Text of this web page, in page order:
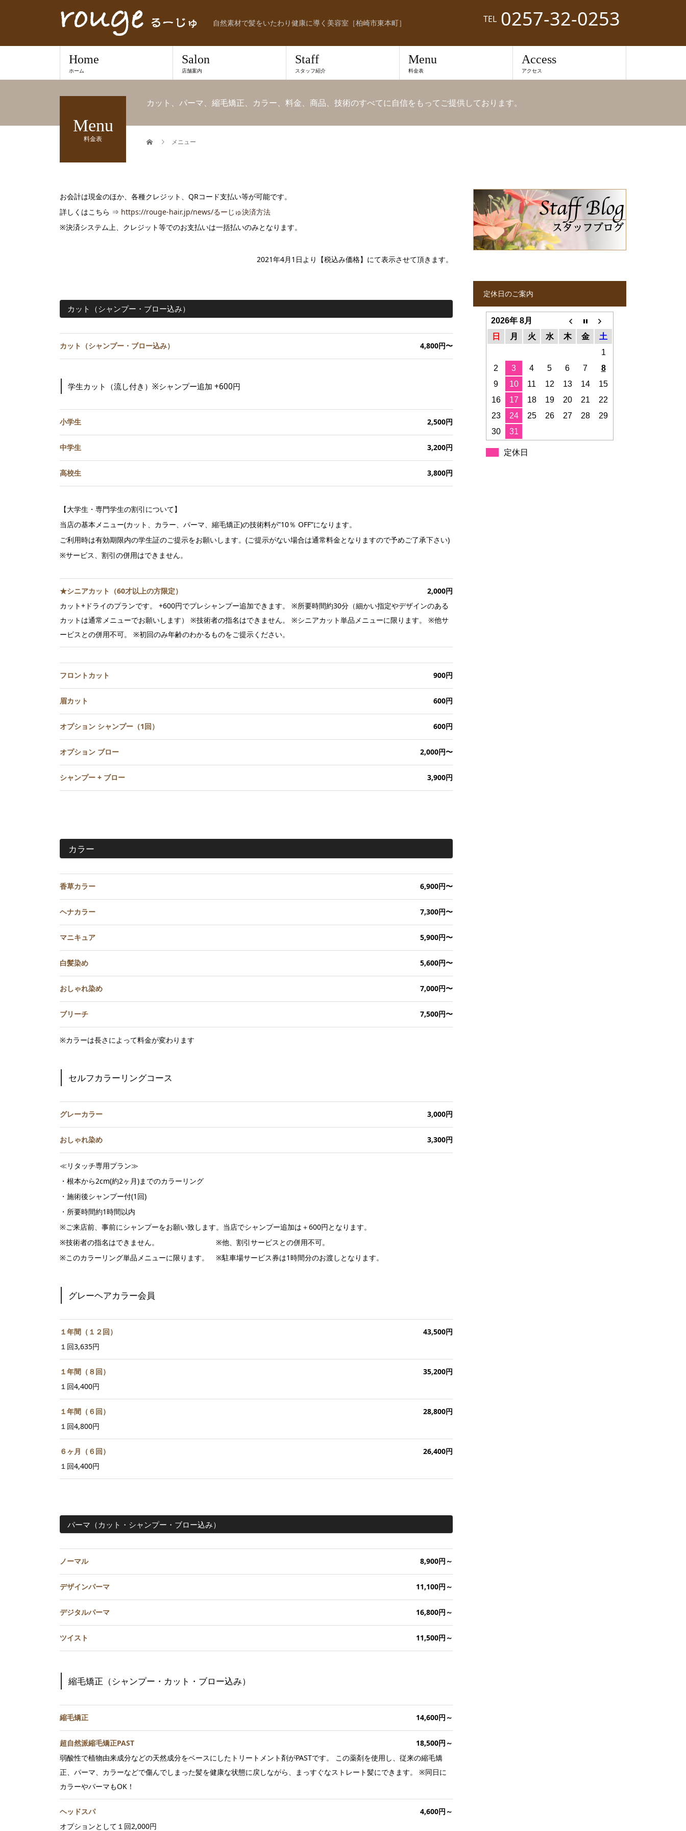
自然素材で髪をいたわり健康に導く美容室［柏崎市東本町］ TEL 0257-32-0253
Home
ホーム
Salon
店舗案内
Staff
スタッフ紹介
Menu
料金表
Access
アクセス
Menu
料金表
カット、パーマ、縮毛矯正、カラー、料金、商品、技術のすべてに自信をもってご提供しております。
メニュー
お会計は現金のほか、各種クレジット、QRコード支払い等が可能です。
詳しくはこちら ⇒ https://rouge-hair.jp/news/るーじゅ決済方法
※決済システム上、クレジット等でのお支払いは一括払いのみとなります。
2021年4月1日より【税込み価格】にて表示させて頂きます。
カット（シャンプー・ブロー込み）
カット（シャンプー・ブロー込み） 4,800円〜
学生カット（流し付き）※シャンプー追加 +600円
小学生 2,500円
中学生 3,200円
高校生 3,800円
【大学生・専門学生の割引について】
当店の基本メニュー(カット、カラー、パーマ、縮毛矯正)の技術料が”10％ OFF”になります。
ご利用時は有効期限内の学生証のご提示をお願いします。(ご提示がない場合は通常料金となりますので予めご了承下さい)
※サービス、割引の併用はできません。
★シニアカット（60才以上の方限定）
カット+ドライのプランです。 +600円でプレシャンプー追加できます。 ※所要時間約30分（細かい指定やデザインのある
カットは通常メニューでお願いします） ※技術者の指名はできません。 ※シニアカット単品メニューに限ります。 ※他サ
ービスとの併用不可。 ※初回のみ年齢のわかるものをご提示ください。
2,000円
フロントカット 900円
眉カット 600円
オプション シャンプー（1回） 600円
オプション ブロー 2,000円〜
シャンプー + ブロー 3,900円
カラー
香草カラー 6,900円〜
ヘナカラー 7,300円〜
マニキュア 5,900円〜
白髪染め 5,600円〜
おしゃれ染め 7,000円〜
ブリーチ 7,500円〜
※カラーは長さによって料金が変わります
セルフカラーリングコース
グレーカラー 3,000円
おしゃれ染め 3,300円
≪リタッチ専用プラン≫
・根本から2cm(約2ヶ月)までのカラーリング
・施術後シャンプー付(1回)
・所要時間約1時間以内
※ご来店前、事前にシャンプーをお願い致します。当店でシャンプー追加は＋600円となります。
※技術者の指名はできません。 ※他、割引サービスとの併用不可。
※このカラーリング単品メニューに限ります。 ※駐車場サービス券は1時間分のお渡しとなります。
グレーヘアカラー会員
１年間（１２回）
１回3,635円
43,500円
１年間（８回）
１回4,400円
35,200円
１年間（６回）
１回4,800円
28,800円
６ヶ月（６回）
１回4,400円
26,400円
パーマ（カット・シャンプー・ブロー込み）
ノーマル 8,900円～
デザインパーマ 11,100円～
デジタルパーマ 16,800円～
ツイスト 11,500円～
縮毛矯正（シャンプー・カット・ブロー込み）
縮毛矯正 14,600円～
超自然派縮毛矯正PAST
弱酸性で植物由来成分などの天然成分をベースにしたトリートメント剤がPASTです。 この薬剤を使用し、従来の縮毛矯
正、パーマ、カラーなどで傷んでしまった髪を健康な状態に戻しながら、まっすぐなストレート髪にできます。 ※同日に
カラーやパーマもOK！
18,500円～
ヘッドスパ
オプションとして１回2,000円
4,600円～
定休日のご案内
2026年 8月
日
月 火 水 木 金
土
1
2
3 4 5 6 7
8
9
10 11 12 13 14
15
16
17 18 19 20 21
22
23
24 25 26 27 28
29
30
31
定休日